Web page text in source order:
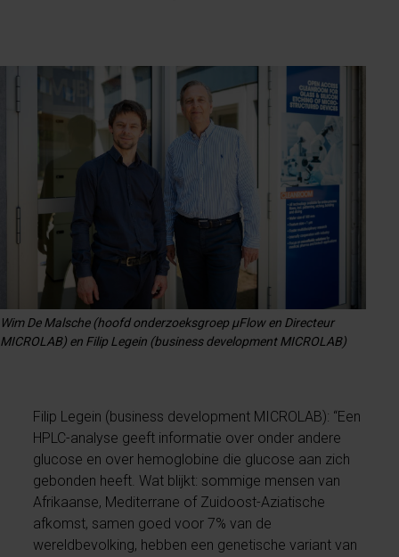
Wim De Malsche (hoofd onderzoeksgroep µFlow en Directeur
MICROLAB) en Filip Legein (business development MICROLAB)
Filip Legein (business development MICROLAB): “Een
HPLC-analyse geeft informatie over onder andere
glucose en over hemoglobine die glucose aan zich
gebonden heeft. Wat blijkt: sommige mensen van
Afrikaanse, Mediterrane of Zuidoost-Aziatische
afkomst, samen goed voor 7% van de
wereldbevolking, hebben een genetische variant van